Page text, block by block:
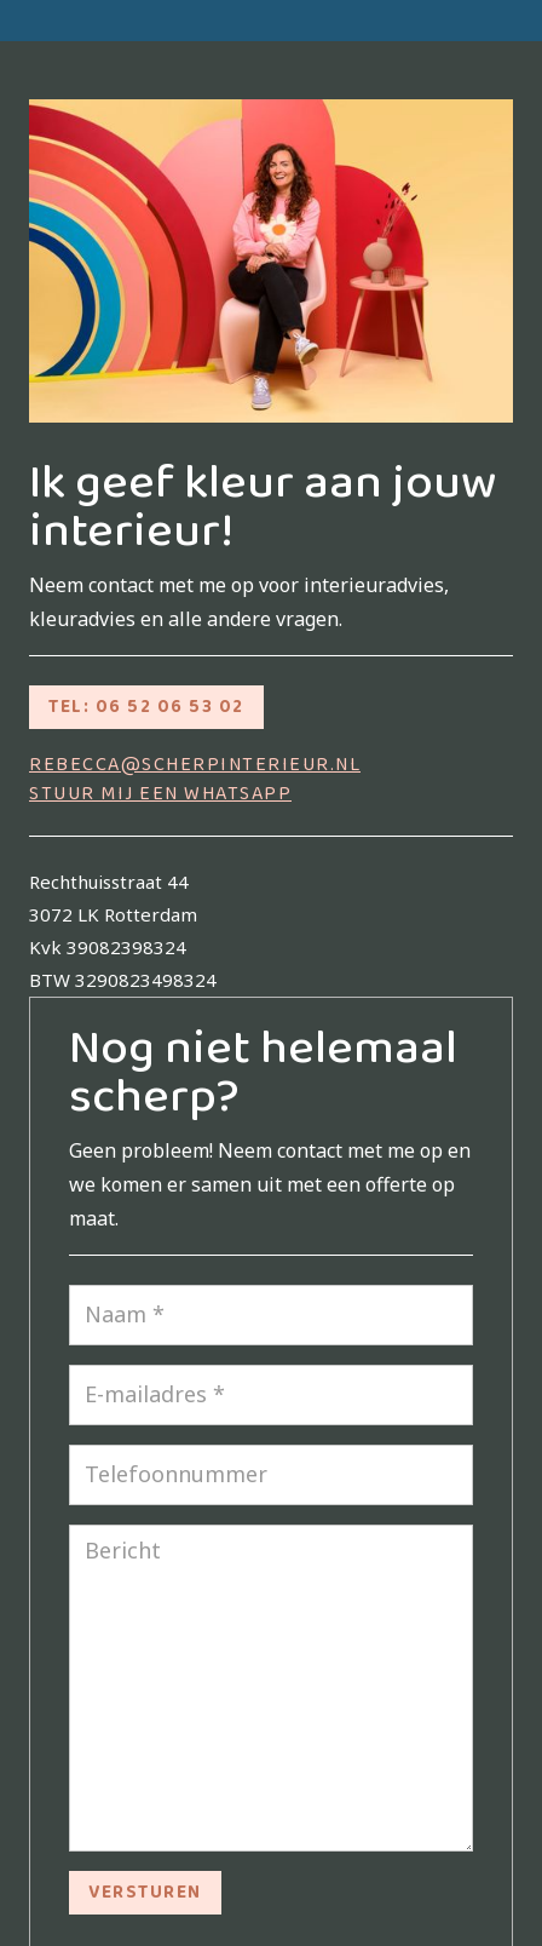
Nog niet helemaal
scherp?
Geen probleem! Neem contact met me op en
we komen er samen uit met een offerte op
maat.
Ik geef kleur aan jouw
interieur!
Neem contact met me op voor interieuradvies,
kleuradvies en alle andere vragen.
TEL: 06 52 06 53 02
REBECCA@SCHERPINTERIEUR.NL
STUUR MIJ EEN WHATSAPP
Rechthuisstraat 44
3072 LK Rotterdam
Kvk 39082398324
BTW 3290823498324